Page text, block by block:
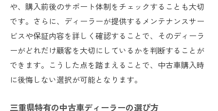
季節ごとの気候変化に対応する車選び
気候条件を考慮した車の保護対策
快適なドライブを実現する気候対応策
三重県の気象データを活かした車選び
気候による影響を最小限にするための選び
成功する中古車購入への流れ：三重県での具体
や、購入前後のサポート体制をチェックすることも大切
です。さらに、ディーラーが提供するメンテナンスサー
ビスや保証内容を詳しく確認することで、そのディーラ
ーがどれだけ顧客を大切にしているかを判断することが
できます。こうした点を踏まえることで、中古車購入時
に後悔しない選択が可能となります。
三重県特有の中古車ディーラーの選び方